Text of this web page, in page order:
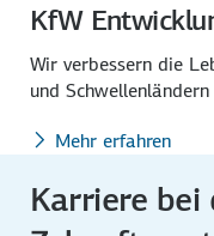
KfW
Wir verbessern die
und Schwellen­ländern
Mehr erfahren
Karriere bei